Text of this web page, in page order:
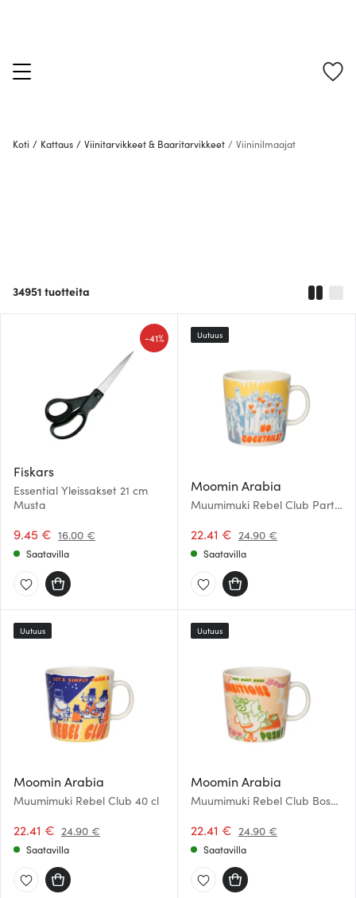
Koti / Kattaus / Viinitarvikkeet & Baaritarvikkeet / Viininilmaajat
34951 tuotteita
Fiskars
Essential Yleissakset 21 cm
Musta
9.45 € 16.00 €
-41%
Saatavilla
Moomin Arabia
Muumimuki Rebel Club Party
22.41 € 24.90 €
Uutuus
Saatavilla
Moomin Arabia
Muumimuki Rebel Club 40 cl
22.41 € 24.90 €
Uutuus
Saatavilla
Moomin Arabia
Muumimuki Rebel Club Boss
22.41 € 24.90 €
Uutuus
Saatavilla